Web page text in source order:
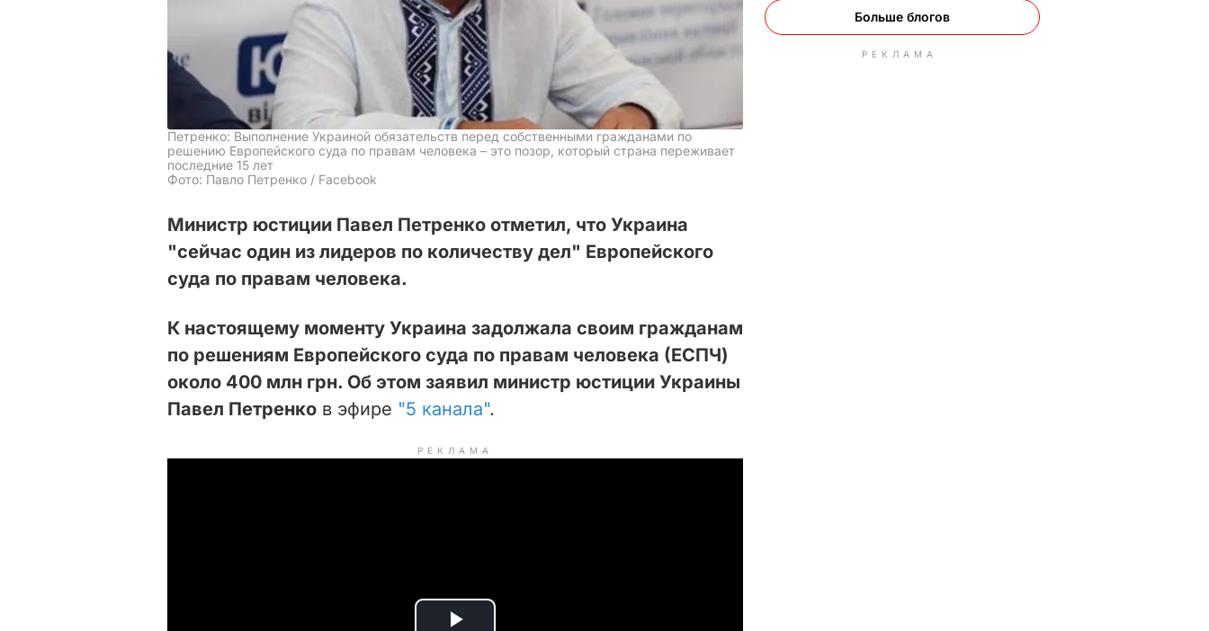
Петренко: Выполнение Украиной обязательств перед собственными гражданами по
решению Европейского суда по правам человека – это позор, который страна переживает
последние 15 лет
Фото: Павло Петренко / Facebook
Министр юстиции Павел Петренко отметил, что Украина
"сейчас один из лидеров по количеству дел" Европейского
суда по правам человека.
К настоящему моменту Украина задолжала своим гражданам
по решениям Европейского суда по правам человека (ЕСПЧ)
около 400 млн грн. Об этом заявил министр юстиции Украины
Павел Петренко в эфире "5 канала".
РЕКЛАМА
Больше блогов
РЕКЛАМА